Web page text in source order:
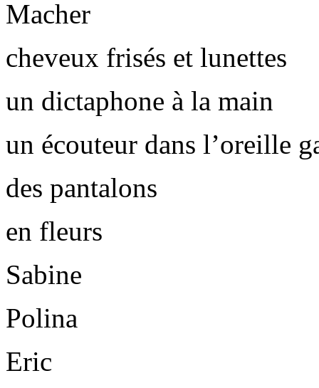
Macher
cheveux frisés et lunettes
un dictaphone à la main
un écouteur dans l’oreille
des pantalons
en fleurs
Sabine
Polina
Eric